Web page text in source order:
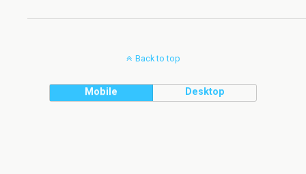
Back to top
Mobile Desktop